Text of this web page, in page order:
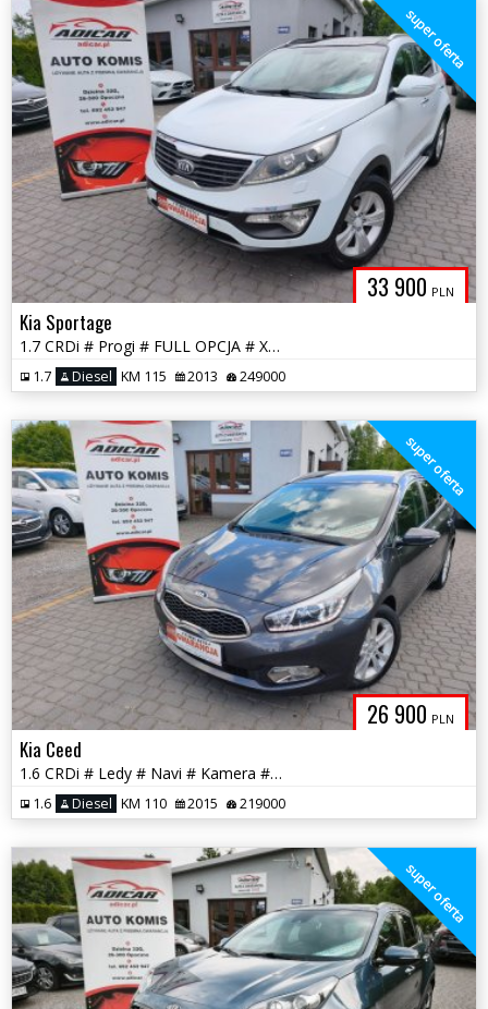
33 900 PLN
super oferta
Kia Sportage
1.7 CRDi # Progi # FULL OPCJA # Xenon # Skóra # Panorama # GWARANCJA!
1.7 Diesel KM 115 2013 249000
26 900 PLN
super oferta
Kia Ceed
1.6 CRDi # Ledy # Navi # Kamera # Isofix # PDC # Felga # GWARANCJA!!!
1.6 Diesel KM 110 2015 219000
super oferta